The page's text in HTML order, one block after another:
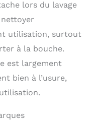
pour la
Conseils
pour les
de jouets
vous
pour les
rempli de
inestimables.
lors du lavage
utilisation, surtout
à la bouche.
est largement
bien à l’usure,